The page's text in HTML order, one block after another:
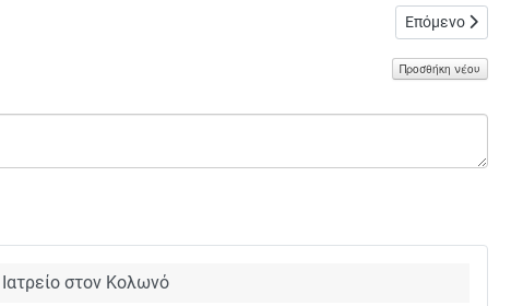
Επόμενο άρθρο:
Επόμενο
Προσθήκη νέου
στον Κολωνό